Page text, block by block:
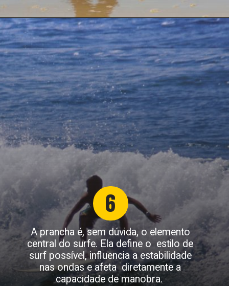
6
A prancha é, sem dúvida, o elemento
central do surfe. Ela define o estilo de
surf possível, influencia a estabilidade
nas ondas e afeta diretamente a
capacidade de manobra.